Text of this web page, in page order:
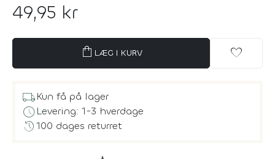
49,95 kr
shopping_bag LÆG I KURV favorite
local_shippingKun få på lager
scheduleLevering: 1-3 hverdage
history100 dages returret